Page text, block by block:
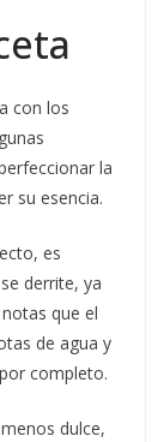
con los
la
su esencia.
es
derrite, ya
que el
de agua y
completo.
dulce,